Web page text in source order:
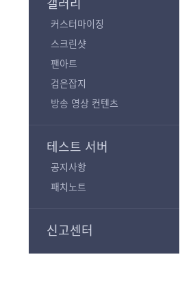
커스터마이징
스크린샷
팬아트
검은잡지
방송 영상 컨텐츠
테스트 서버
공지사항
패치노트
신고센터